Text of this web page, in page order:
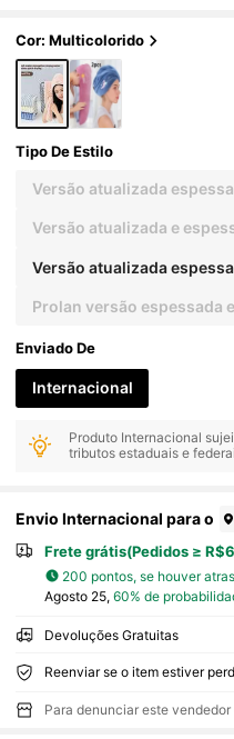
orvente, Turbante de
per Absorvente,
cessórios de Banheiro
Cor: Multicolorido
Tipo De Estilo
Versão atualizada
Versão atualizada e
Versão atualizada
Prolan versão espessada
Enviado De
Internacional
Produto Internacional
tributos estaduais e
Envio Internacional para o
Frete grátis(Pedidos ≥
200 pontos, se houver
Agosto 25, 60% de
Devoluções Gratuitas
Para denunciar este